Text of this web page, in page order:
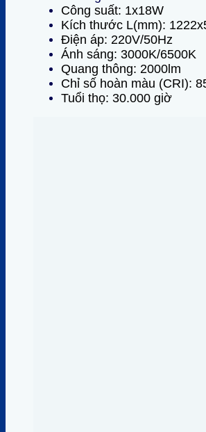
Công suất: 1x18W
Kích thước L(mm):
Điện áp: 220V/50Hz
Ánh sáng: 3000K/6500K
Quang thông: 2000lm
Chỉ số hoàn màu (CRI):
Tuổi thọ: 30.000 giờ